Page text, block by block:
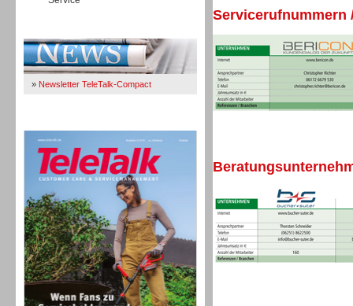
» Newsletter TeleTalk-Compact
Servicerufnummern